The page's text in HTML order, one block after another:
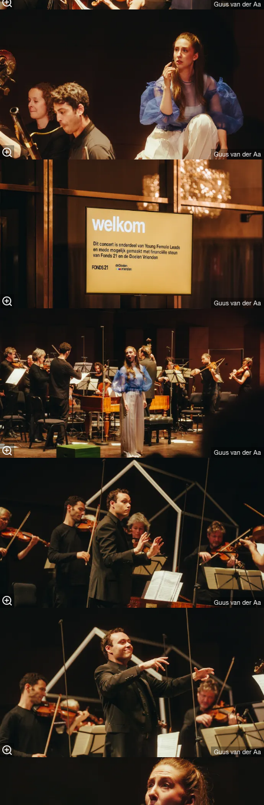
Guus van der Aa
Guus van der Aa
Guus van der Aa
Guus van der Aa
Guus van der Aa
Guus van der Aa